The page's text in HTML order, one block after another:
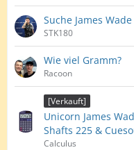
Suche James
STK180
Wie viel Gramm?
Racoon
[Verkauft]
Unicorn James
Shafts 225 &
Calculus